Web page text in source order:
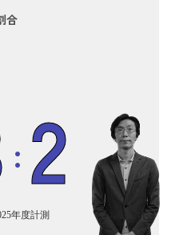
合
: 2
年度計測